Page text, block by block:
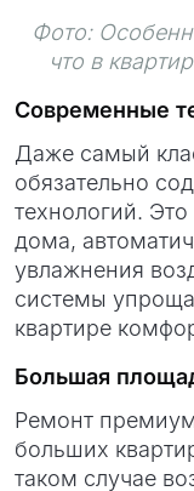
Фото:
что в
Современные
Даже самый
обязательно
технологий.
дома,
увлажнения
системы
квартире
Большая
Ремонт
больших
таком случае